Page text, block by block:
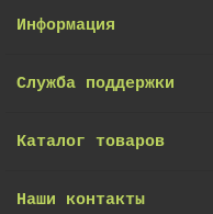
Информация
Служба поддержки
Каталог товаров
Наши контакты